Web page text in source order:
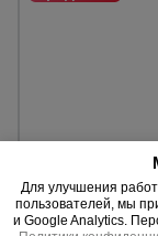
Для улучшения
пользователей, мы
и Google Analytics.